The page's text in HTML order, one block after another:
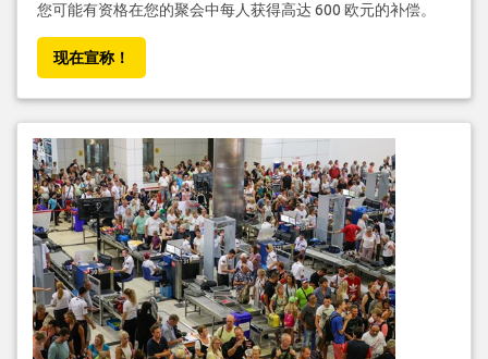
您可能有资格在您的聚会中每人获得高达 600 欧元的补偿。
现在宣称！